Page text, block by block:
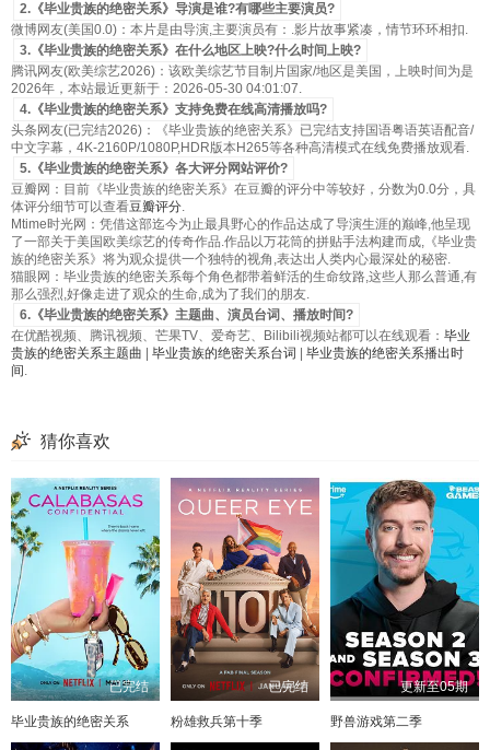
2.《毕业贵族的绝密关系》导演是谁?有哪些主要演员?
微博网友(美国0.0)：本片是由导演,主要演员有：.影片故事紧凑，情节环环相扣.
3.《毕业贵族的绝密关系》在什么地区上映?什么时间上映?
腾讯网友(欧美综艺2026)：该欧美综艺节目制片国家/地区是美国，上映时间为是
2026年，本站最近更新于：2026-05-30 04:01:07.
4.《毕业贵族的绝密关系》支持免费在线高清播放吗?
头条网友(已完结2026)：《毕业贵族的绝密关系》已完结支持国语粤语英语配音/
中文字幕，4K-2160P/1080P,HDR版本H265等各种高清模式在线免费播放观看.
5.《毕业贵族的绝密关系》各大评分网站评价?
豆瓣网：目前《毕业贵族的绝密关系》在豆瓣的评分中等较好，分数为0.0分，具
体评分细节可以查看豆瓣评分.
Mtime时光网：凭借这部迄今为止最具野心的作品达成了导演生涯的巅峰,他呈现
了一部关于美国欧美综艺的传奇作品.作品以万花筒的拼贴手法构建而成,《毕业贵
族的绝密关系》将为观众提供一个独特的视角,表达出人类内心最深处的秘密.
猫眼网：毕业贵族的绝密关系每个角色都带着鲜活的生命纹路,这些人那么普通,有
那么强烈,好像走进了观众的生命,成为了我们的朋友.
6.《毕业贵族的绝密关系》主题曲、演员台词、播放时间?
在优酷视频、腾讯视频、芒果TV、爱奇艺、Bilibili视频站都可以在线观看： 毕业
贵族的绝密关系主题曲
毕业贵族的绝密关系台词
毕业贵族的绝密关系播出时
间 .
猜你喜欢
已完结
毕业贵族的绝密关系
已完结
粉雄救兵第十季
更新至05期
野兽游戏第二季